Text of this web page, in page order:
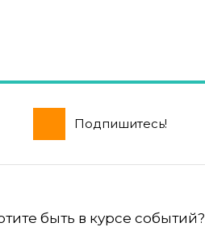
Подпишитесь!
быть в курсе событий?